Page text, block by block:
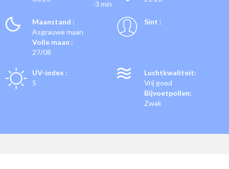
-3 min
Maanstand :
Asgrauwe maan
Volle maan :
27/08
Sint :
UV-index :
5
Luchtkwaliteit:
Vrij goed
Bijvoetpollen:
Zwak